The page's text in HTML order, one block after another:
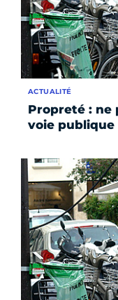
Propreté : ne
voie publique
ACTUALITÉ